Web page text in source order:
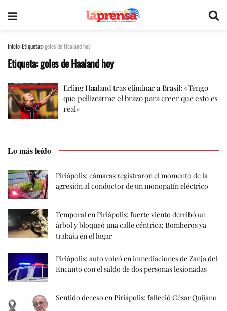
Inicio Etiquetas goles de Haaland hoy
Etiqueta:goles de Haaland hoy
Erling Haaland tras eliminar a Brasil: «Tengo
que pellizcarme el brazo para creer que esto es
real»
Lo más leído
Piriápolis: cámaras registraron el momento de la
agresión al conductor de un monopatín eléctrico
Temporal en Piriápolis: fuerte viento derribó un
árbol y bloqueó una calle céntrica; Bomberos ya
trabaja en el lugar
Piriápolis: auto volcó en inmediaciones de Zanja del
Encanto con el saldo de dos personas lesionadas
Sentido deceso en Piriápolis: falleció César Quijano